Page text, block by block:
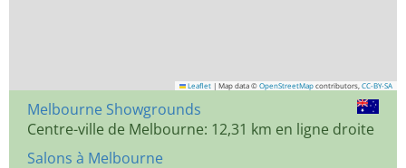
Leaflet | Map data © OpenStreetMap contributors, CC-BY-SA
Melbourne Showgrounds
Centre-ville de Melbourne: 12,31 km en ligne droite
Salons à Melbourne